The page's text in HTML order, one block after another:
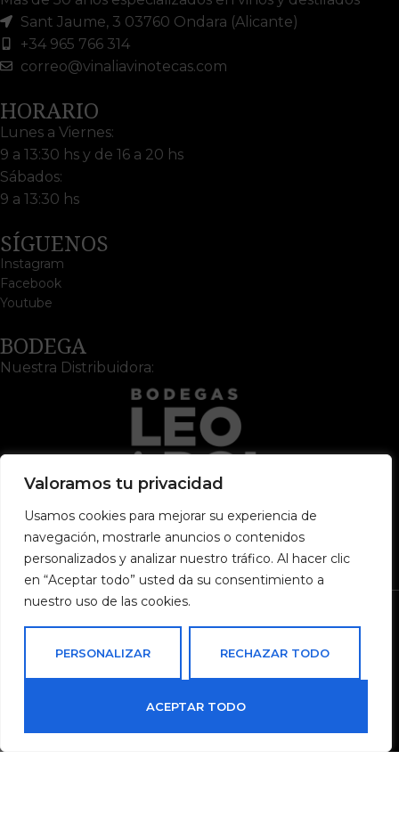
Valoramos tu privacidad
Usamos cookies para mejorar su experiencia de
navegación, mostrarle anuncios o contenidos
personalizados y analizar nuestro tráfico. Al hacer clic
en “Aceptar todo” usted da su consentimiento a
nuestro uso de las cookies.
PERSONALIZAR RECHAZAR TODO
ACEPTAR TODO
Sant Jaume, 3 03760 Ondara (Alicante)
+34 965 766 314
correo@vinaliavinotecas.com
HORARIO
Lunes a Viernes:
9 a 13:30 hs y de 16 a 20 hs
Sábados:
9 a 13:30 hs
SÍGUENOS
Instagram
Facebook
Youtube
BODEGA
Nuestra Distribuidora:
2024Política de cookies Aviso legal|Condiciones de
venta